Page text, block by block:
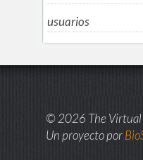
usuarios
© 2026 The Virtual
Un proyecto por